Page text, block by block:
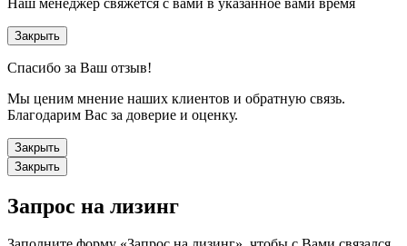
Закрыть
Спасибо за Ваш отзыв!
Мы ценим мнение наших клиентов и обратную связь.
Благодарим Вас за доверие и оценку.
Закрыть
Закрыть
Запрос на лизинг